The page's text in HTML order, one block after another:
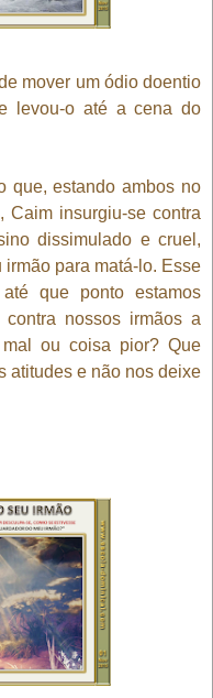
mover um ódio doentio
levou-o até a cena do
que, estando ambos no
Caim insurgiu-se contra
dissimulado e cruel,
para matá-lo. Esse
que ponto estamos
contra nossos irmãos a
ou coisa pior? Que
atitudes e não nos deixe